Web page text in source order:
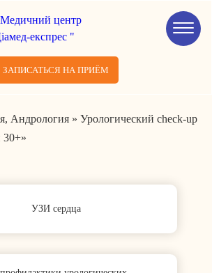
ЗАПИСАТЬСЯ НА ПРИЁМ
Андрология » Урологический check‑up
30+»
УЗИ сердца